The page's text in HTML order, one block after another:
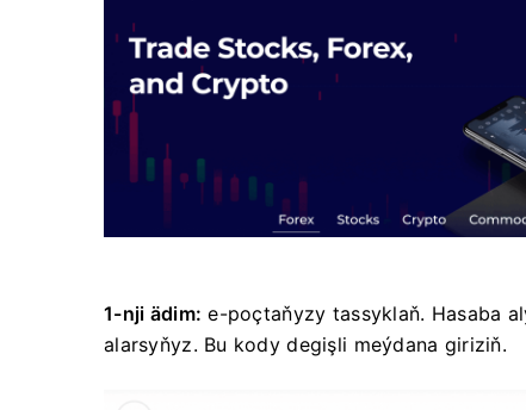
1-nji ädim: e-poçtaňyzy tassyklaň. Hasaba
alarsyňyz. Bu kody degişli meýdana giriziň.